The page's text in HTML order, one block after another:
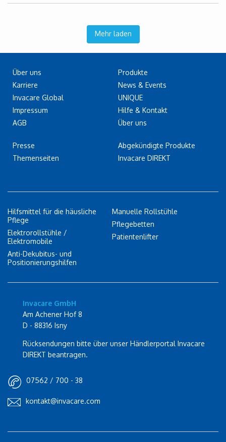
Mehr laden
Über uns
Karriere
Invacare Global
Impressum
AGB
Presse
Themenseiten
Produkte
News & Events
UNIQUE
Hilfe & Kontakt
Über uns
Abgekündigte Produkte
Invacare DIREKT
Hilfsmittel für die häusliche
Pflege
Elektrorollstühle /
Elektromobile
Anti-Dekubitus- und
Positionierungshilfen
Manuelle Rollstühle
Pflegebetten
Patientenlifter
Invacare GmbH
Am Achener Hof 8
D - 88316 Isny
Rücksendungen bitte über unser Händlerportal Invacare
DIREKT beantragen.
07562 / 700 - 38
kontakt@invacare.com